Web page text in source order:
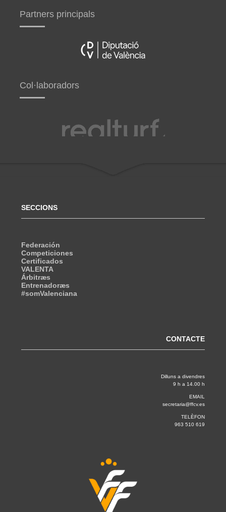
Partners principals
Col·laboradors
SECCIONS
Federación
Competiciones
Certificados
VALENTA
Árbitræs
Entrenadoræs
#somValenciana
CONTACTE
Dilluns a divendres
9 h a 14.00 h
EMAIL
secretaria@ffcv.es
TELÈFON
963 510 619